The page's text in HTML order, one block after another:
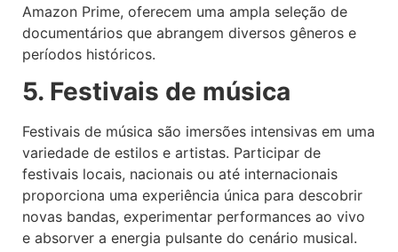
Amazon Prime, oferecem uma ampla seleção de
documentários que abrangem diversos gêneros e
períodos históricos.
5. Festivais de música
Festivais de música são imersões intensivas em uma
variedade de estilos e artistas. Participar de
festivais locais, nacionais ou até internacionais
proporciona uma experiência única para descobrir
novas bandas, experimentar performances ao vivo
e absorver a energia pulsante do cenário musical.